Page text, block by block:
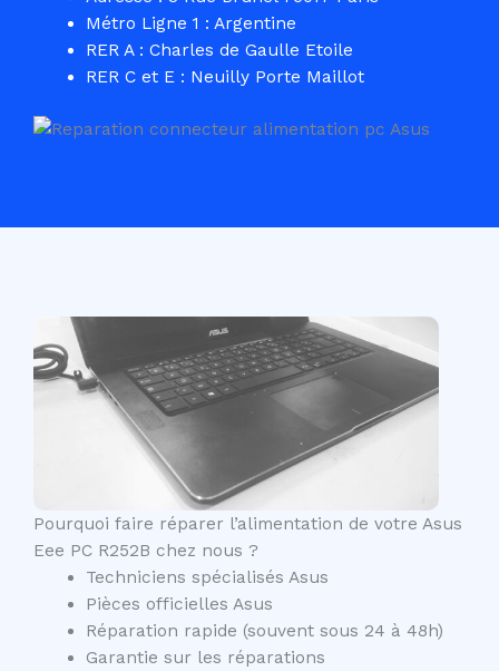
Métro Ligne 1 : Argentine
RER A : Charles de Gaulle Etoile
RER C et E : Neuilly Porte Maillot
Pourquoi faire réparer l’alimentation de votre Asus
Eee PC R252B chez nous ?
Techniciens spécialisés Asus
Pièces officielles Asus
Réparation rapide (souvent sous 24 à 48h)
Garantie sur les réparations